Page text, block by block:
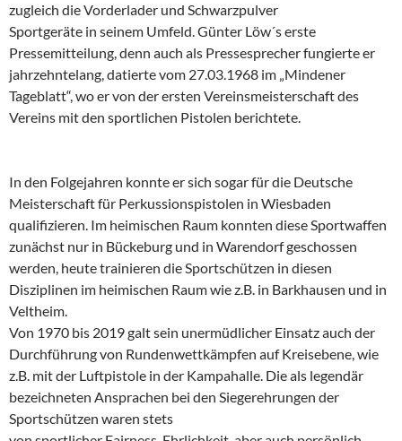
zugleich die Vorderlader und Schwarzpulver
Sportgeräte in seinem Umfeld. Günter Löw´s erste
Pressemitteilung, denn auch als Pressesprecher fungierte er
jahrzehntelang, datierte vom 27.03.1968 im „Mindener
Tageblatt“, wo er von der ersten Vereinsmeisterschaft des
Vereins mit den sportlichen Pistolen berichtete.
In den Folgejahren konnte er sich sogar für die Deutsche
Meisterschaft für Perkussionspistolen in Wiesbaden
qualifizieren. Im heimischen Raum konnten diese Sportwaffen
zunächst nur in Bückeburg und in Warendorf geschossen
werden, heute trainieren die Sportschützen in diesen
Disziplinen im heimischen Raum wie z.B. in Barkhausen und in
Veltheim.
Von 1970 bis 2019 galt sein unermüdlicher Einsatz auch der
Durchführung von Rundenwettkämpfen auf Kreisebene, wie
z.B. mit der Luftpistole in der Kampahalle. Die als legendär
bezeichneten Ansprachen bei den Siegerehrungen der
Sportschützen waren stets